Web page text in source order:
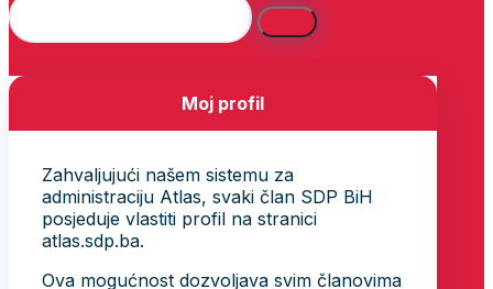
Moj profil
Zahvaljujući našem sistemu za
administraciju Atlas, svaki član SDP BiH
posjeduje vlastiti profil na stranici
atlas.sdp.ba.
Ova mogućnost dozvoljava svim članovima